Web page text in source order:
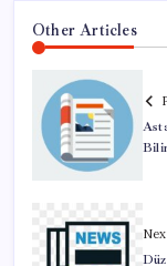
Other Articles